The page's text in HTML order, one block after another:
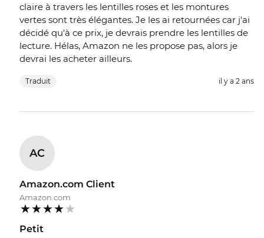
claire à travers les lentilles roses et les montures
vertes sont très élégantes. Je les ai retournées car j'ai
décidé qu'à ce prix, je devrais prendre les lentilles de
lecture. Hélas, Amazon ne les propose pas, alors je
devrai les acheter ailleurs.
Traduit il y a 2 ans
AC
Amazon.com Client
Amazon.com
Petit